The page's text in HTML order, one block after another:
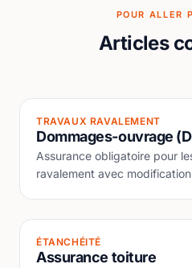
POUR ALLER
Articles
TRAVAUX RAVALEMENT
Dommages-ouvrage
Assurance obligatoire pour
ravalement avec
ÉTANCHÉITÉ
Assurance toiture